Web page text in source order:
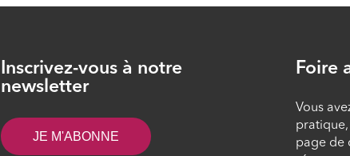
Inscrivez-vous à notre
newsletter
JE M'ABONNE
Foire
Vous
pratique,
page de